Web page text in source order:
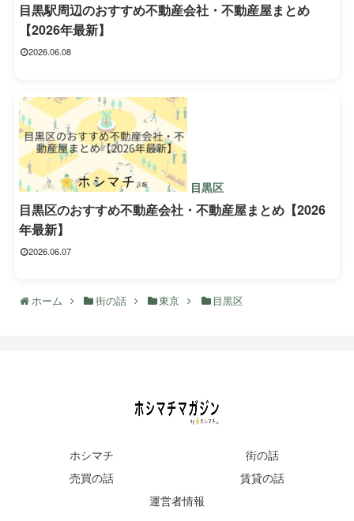
目黒駅周辺のおすすめ不動産会社・不動産屋まとめ
【2026年最新】
2026.06.08
目黒区
目黒区のおすすめ不動産会社・不動産屋まとめ【2026
年最新】
2026.06.07
ホーム 街の話 東京 目黒区
ホシマチ
街の話
売買の話
賃貸の話
運営者情報